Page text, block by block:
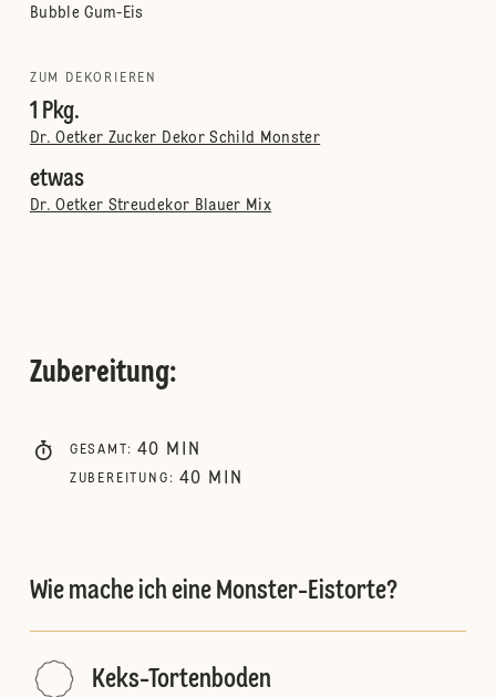
Bubble Gum-Eis
ZUM DEKORIEREN
1 Pkg.
Dr. Oetker Zucker Dekor Schild Monster
etwas
Dr. Oetker Streudekor Blauer Mix
Zubereitung:
GESAMT : 40 MIN
ZUBEREITUNG : 40 MIN
Wie mache ich eine Monster-Eistorte?
Keks-Tortenboden